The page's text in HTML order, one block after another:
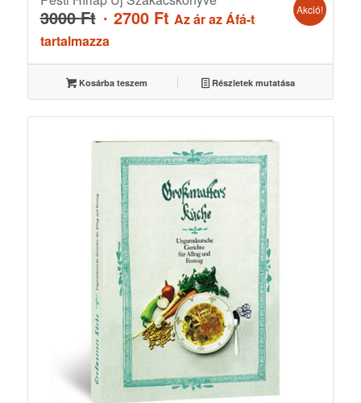
3000Ft Original
price
3000 Ft.
2700 FtCurrent
2700 Ft.
Az ár az Áfá-t
tartalmazza
Akció!
Kosárba teszem Részletek mutatása